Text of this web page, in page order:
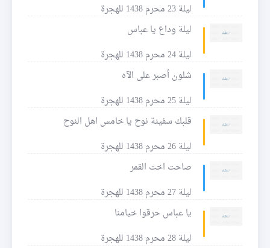
ليلة 23 محرم 1438 للهجرة
ليلة وداع يا عباس
ليلة 24 محرم 1438 للهجرة
شلون أصبر على الآه
ليلة 25 محرم 1438 للهجرة
قلبك سفينة نوح يا خامس اهل النوح
ليلة 26 محرم 1438 للهجرة
صاحت اخت القمر
ليلة 27 محرم 1438 للهجرة
يا عباس حرقوا خيامنا
ليلة 28 محرم 1438 للهجرة